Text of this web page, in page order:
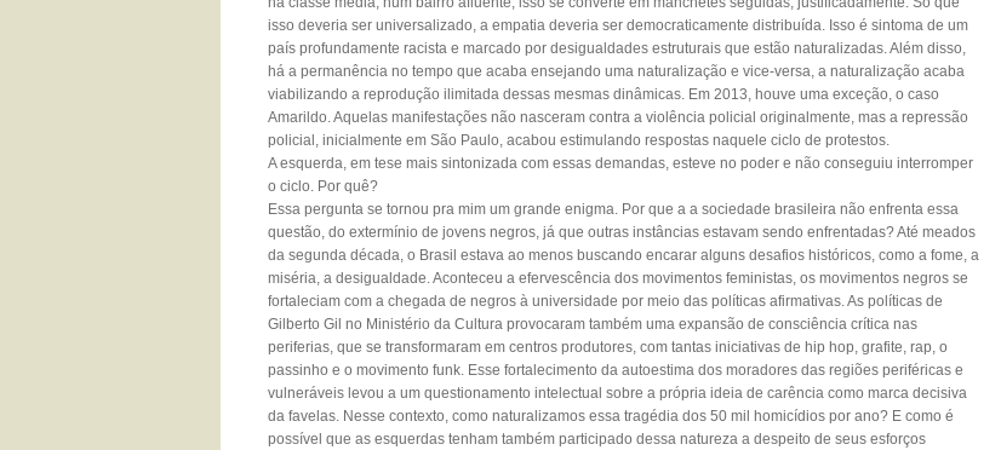
isso deveria ser universalizado, a empatia deveria ser democraticamente distribuída. Isso é sintoma de um
país profundamente racista e marcado por desigualdades estruturais que estão naturalizadas. Além disso,
há a permanência no tempo que acaba ensejando uma naturalização e vice-versa, a naturalização acaba
viabilizando a reprodução ilimitada dessas mesmas dinâmicas. Em 2013, houve uma exceção, o caso
Amarildo. Aquelas manifestações não nasceram contra a violência policial originalmente, mas a repressão
policial, inicialmente em São Paulo, acabou estimulando respostas naquele ciclo de protestos.
A esquerda, em tese mais sintonizada com essas demandas, esteve no poder e não conseguiu interromper
o ciclo. Por quê?
Essa pergunta se tornou pra mim um grande enigma. Por que a a sociedade brasileira não enfrenta essa
questão, do extermínio de jovens negros, já que outras instâncias estavam sendo enfrentadas? Até meados
da segunda década, o Brasil estava ao menos buscando encarar alguns desafios históricos, como a fome, a
miséria, a desigualdade. Aconteceu a efervescência dos movimentos feministas, os movimentos negros se
fortaleciam com a chegada de negros à universidade por meio das políticas afirmativas. As políticas de
Gilberto Gil no Ministério da Cultura provocaram também uma expansão de consciência crítica nas
periferias, que se transformaram em centros produtores, com tantas iniciativas de hip hop, grafite, rap, o
passinho e o movimento funk. Esse fortalecimento da autoestima dos moradores das regiões periféricas e
vulneráveis levou a um questionamento intelectual sobre a própria ideia de carência como marca decisiva
da favelas. Nesse contexto, como naturalizamos essa tragédia dos 50 mil homicídios por ano? E como é
possível que as esquerdas tenham também participado dessa natureza a despeito de seus esforços